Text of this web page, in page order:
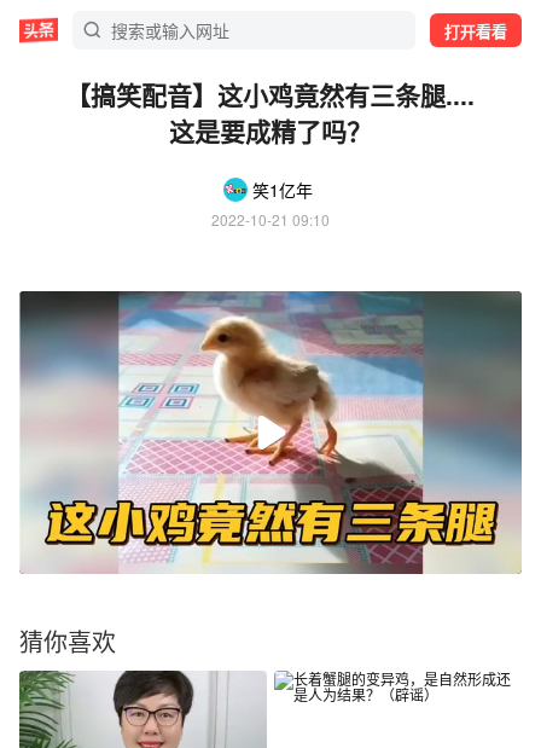
打开看看
【搞笑配音】这小鸡竟然有三条腿....
这是要成精了吗？
笑1亿年
2022-10-21 09:10
猜你喜欢